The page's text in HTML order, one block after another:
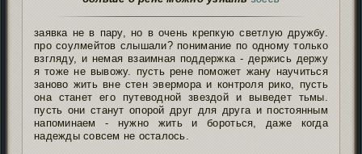
заявка не в пару, но в очень крепкую светлую дружбу.
про соулмейтов слышали? понимание по одному только
взгляду, и немая взаимная поддержка - держись держу
я тоже не вывожу. пусть рене поможет жану научиться
заново жить вне стен эвермора и контроля рико, пусть
она станет его путеводной звездой и выведет тьмы.
пусть они станут опорой друг для друга и постоянным
напоминаем - нужно жить и бороться, даже когда
надежды совсем не осталось.